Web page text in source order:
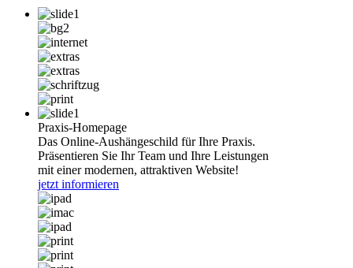
Praxis-Homepage
Das Online-Aushängeschild für Ihre Praxis.
Präsentieren Sie Ihr Team und Ihre Leistungen
mit einer modernen, attraktiven Website!
jetzt informieren